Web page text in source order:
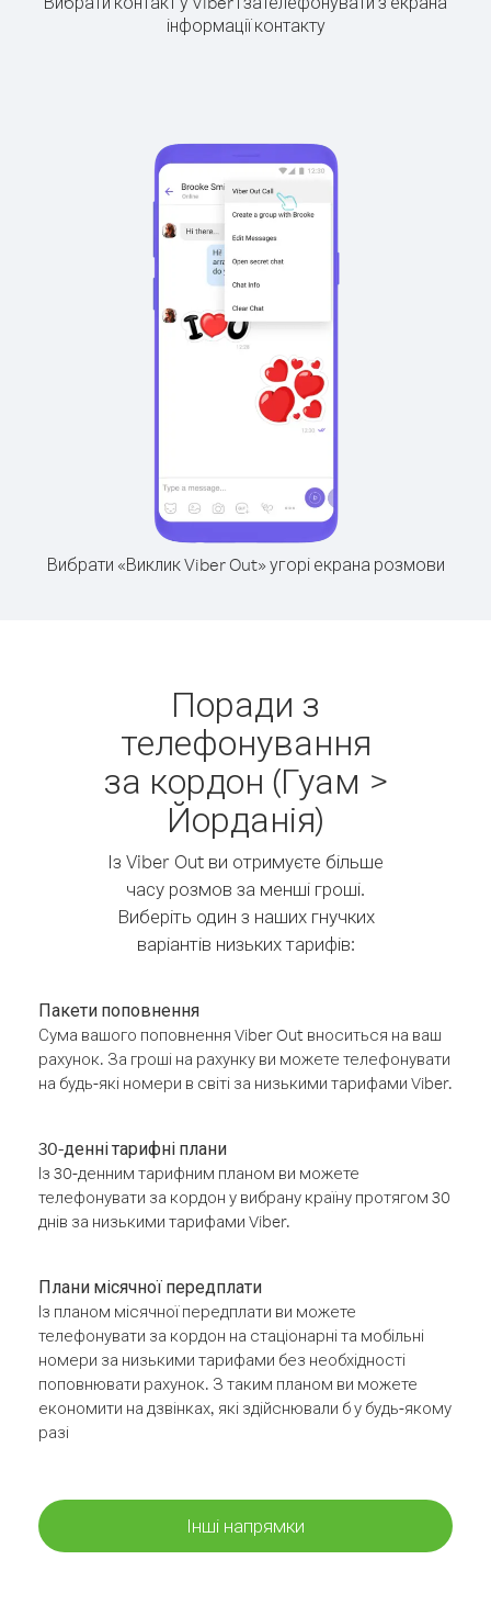
інформації контакту
Вибрати «Виклик Viber Out» угорі екрана розмови
Поради з
телефонування
за кордон (Гуам >
Йорданія)
Із Viber Out ви отримуєте більше
часу розмов за менші гроші.
Виберіть один з наших гнучких
варіантів низьких тарифів:
Пакети поповнення
Сума вашого поповнення Viber Out вноситься на ваш
рахунок. За гроші на рахунку ви можете телефонувати
на будь-які номери в світі за низькими тарифами Viber.
30-денні тарифні плани
Із 30-денним тарифним планом ви можете
телефонувати за кордон у вибрану країну протягом 30
днів за низькими тарифами Viber.
Плани місячної передплати
Із планом місячної передплати ви можете
телефонувати за кордон на стаціонарні та мобільні
номери за низькими тарифами без необхідності
поповнювати рахунок. З таким планом ви можете
економити на дзвінках, які здійснювали б у будь-якому
разі
Інші напрямки